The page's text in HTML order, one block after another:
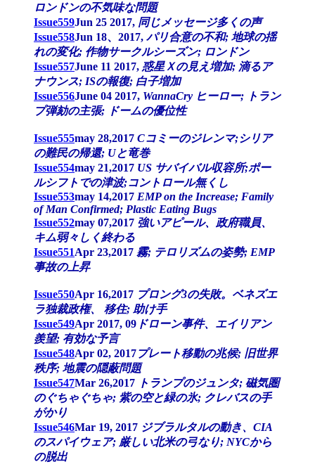
ロンドンの不気味な問題
Issue559Jun 25 2017, 同じメッセージ多くの声
Issue558Jun 18、2017, パリ合意の不和; 地球の揺
れの変化; 作物サークルシーズン; ロンドン
Issue557June 11 2017, 惑星Ｘの見え増加; 滴るア
ナウンス; ISの報復; 白子増加
Issue556June 04 2017, WannaCry ヒーロー; トラン
プ弾劾の主張; ドームの優位性
Issue555may 28,2017 Cコミーのジレンマ;シリア
の難民の帰還; Uと竜巻
Issue554may 21,2017 US サバイバル収容所;ポー
ルシフトでの津波;コントロール無くし
Issue553may 14,2017 EMP on the Increase; Family
of Man Confirmed; Plastic Eating Bugs
Issue552may 07,2017 強いアピール、政府職員、
キム弱々しく終わる
Issue551Apr 23,2017 霧; テロリズムの姿勢; EMP
事故の上昇
Issue550Apr 16,2017 プロング3の失敗。ベネズエ
ラ独裁政権、 移住; 助け手
Issue549Apr 2017, 09 ドローン事件、エイリアン
羨望; 有効な予言
Issue548Apr 02, 2017プレート移動の兆候; 旧世界
秩序; 地震の隠蔽問題
Issue547Mar 26,2017 トランプのジュンタ; 磁気圏
のぐちゃぐちゃ; 紫の空と緑の氷; クレバスの手
がかり
Issue546Mar 19, 2017 ジブラルタルの動き、CIA
のスパイウェア; 厳しい北米の弓なり; NYCから
の脱出